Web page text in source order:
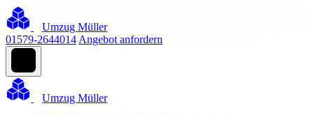
Umzug Müller
01579-2644014 Angebot anfordern
Umzug Müller